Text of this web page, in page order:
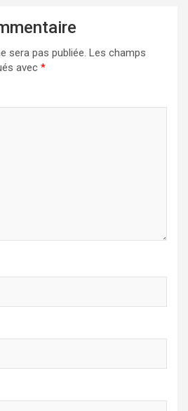
sera pas publiée. Les champs
avec *